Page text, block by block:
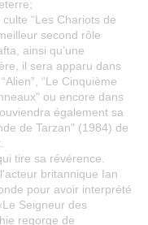
“Les Chariots de
second rôle
ainsi qu’une
il sera apparu dans
“Le Cinquième
ou encore dans
également sa
de Tarzan" (1984) de
tire sa révérence.
britannique Ian
pour avoir interprété
Seigneur des
regorge de